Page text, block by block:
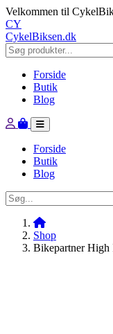
Velkommen til
CY
CykelBiksen.dk
Forside
Butik
Blog
Forside
Butik
Blog
Shop
Bikepartner High